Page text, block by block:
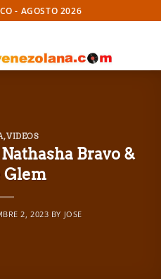
- AGOSTO 2026
,VIDEOS
Bravo &
Glem
2, 2023 BY JOSE